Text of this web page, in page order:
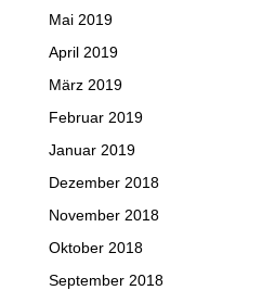
Mai 2019
April 2019
März 2019
Februar 2019
Januar 2019
Dezember 2018
November 2018
Oktober 2018
September 2018